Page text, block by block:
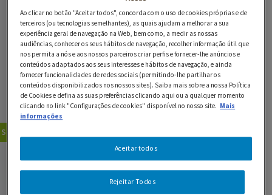
1 embalagem de massa quebrada
200 g de Chocolate Preto 70% NESTLÉ Sobremesas
200 ml de Natas LONGA VIDA
4 0 palitos la reine
Sobremesas
Ao clicar no botão "Aceitar todos", concorda com o uso de cookies próprias e de
terceiros (ou tecnologias semelhantes), as quais ajudam a melhorar a sua
experiência geral de navegação na Web, bem como, a medir as nossas
audiências, conhecer os seus hábitos de navegação, recolher informação útil que
nos permita a nós e aos nossos parceiros criar perfis e fornecer-lhe anúncios e
conteúdos adaptados aos seus interesses e hábitos de navegação, e ainda
fornecer funcionalidades de redes sociais (permitindo-lhe partilhar os
conteúdos disponibilizados nos nossos sites). Saiba mais sobre a nossa Política
de Cookies e defina as suas preferências clicando aqui ou a qualquer momento
clicando no link "Configurações de cookies" disponível no nosso site. Mais
informações
Rejeitar Todos
Aceitar todos